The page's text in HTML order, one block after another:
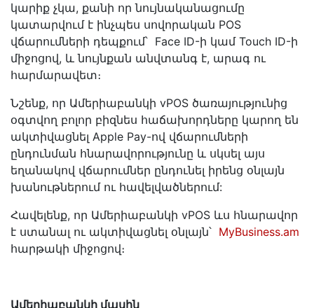
կարիք չկա, քանի որ նույնականացումը
կատարվում է ինչպես սովորական POS
վճարումների դեպքում՝ Face ID-ի կամ Touch ID-ի
միջոցով, և նույնքան անվտանգ է, արագ ու
հարմարավետ։
Նշենք, որ Ամերիաբանկի vPOS ծառայությունից
օգտվող բոլոր բիզնես հաճախորդները կարող են
ակտիվացնել Apple Pay-ով վճարումների
ընդունման հնարավորությունը և սկսել այս
եղանակով վճարումներ ընդունել իրենց օնլայն
խանութներում ու հավելվածներում:
Հավելենք, որ Ամերիաբանկի vPOS ևս հնարավոր
է ստանալ ու ակտիվացնել օնլայն՝ MyBusiness.am
հարթակի միջոցով։
Ամերիաբանկի մասին